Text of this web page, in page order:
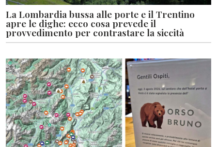
La Lombardia bussa alle porte e il Trentino
apre le dighe: ecco cosa prevede il
provvedimento per contrastare la siccità